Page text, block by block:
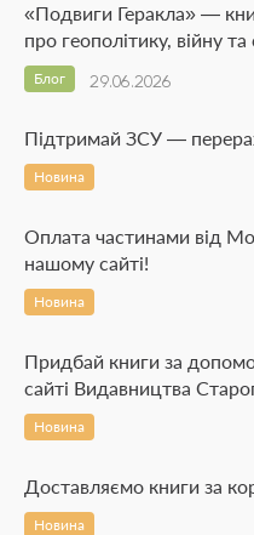
«Подвиги Геракла» —
про геополітику, війну
29.06.2026
Блог
Підтримай ЗСУ —
Новина
Оплата частинами від
нашому сайті!
Новина
Придбай книги за
сайті Видавництва
Новина
Доставляємо книги за
Новина